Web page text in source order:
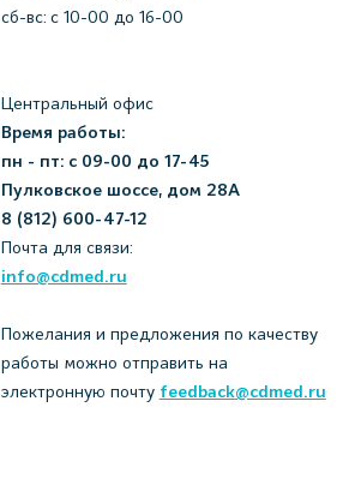
сб-вс: с 10-00 до 16-00
Центральный офис
Время работы:
пн - пт: с 09-00 до 17-45
Пулковское шоссе, дом 28А
8 (812) 600-47-12
Почта для связи:
info@cdmed.ru
Пожелания и предложения по качеству
работы можно отправить на
электронную почту feedback@cdmed.ru